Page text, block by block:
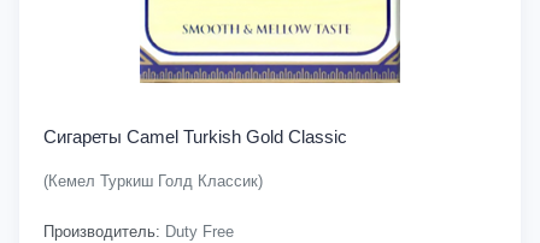
Сигареты Camel Turkish Gold Classic
(Кемел Туркиш Голд Классик)
Производитель: Duty Free